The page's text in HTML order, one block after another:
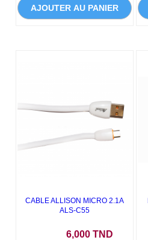
AJOUTER AU PANIER
CABLE ALLISON MICRO 2.1A
ALS-C55
6,000 TND